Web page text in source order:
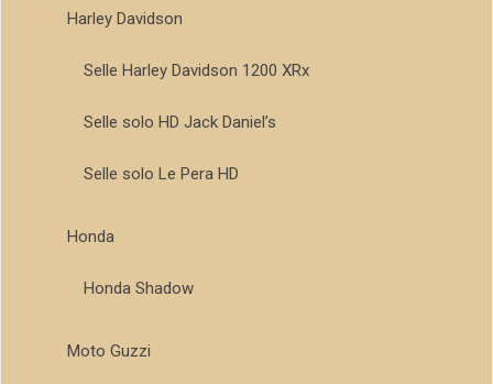
Harley Davidson
Selle Harley Davidson 1200 XRx
Selle solo HD Jack Daniel’s
Selle solo Le Pera HD
Honda
Honda Shadow
Moto Guzzi